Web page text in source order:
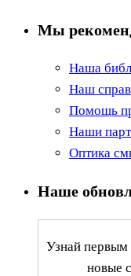
Мы
Наша
Наш
Помощь
Наши
Оптика
Наше
Узнай первым
новые